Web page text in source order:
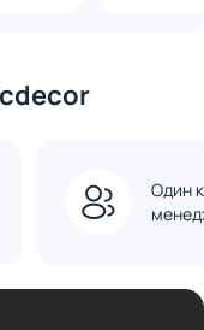
Один